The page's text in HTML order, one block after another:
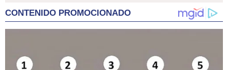
CONTENIDO PROMOCIONADO